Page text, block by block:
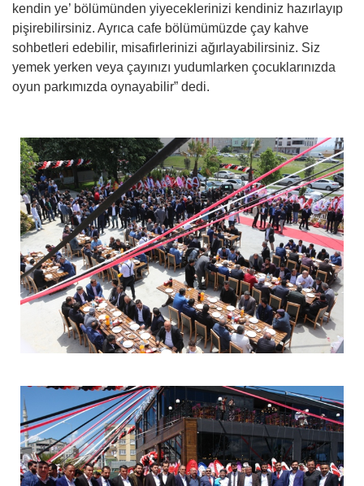
kendin ye’ bölümünden yiyeceklerinizi kendiniz hazırlayıp
pişirebilirsiniz. Ayrıca cafe bölümümüzde çay kahve
sohbetleri edebilir, misafirlerinizi ağırlayabilirsiniz. Siz
yemek yerken veya çayınızı yudumlarken çocuklarınızda
oyun parkımızda oynayabilir” dedi.